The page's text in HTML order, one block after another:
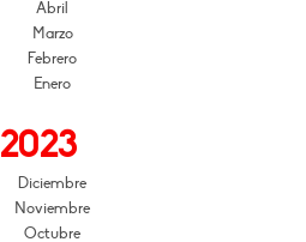
Abril
Marzo
Febrero
Enero
2023
Diciembre
Noviembre
Octubre